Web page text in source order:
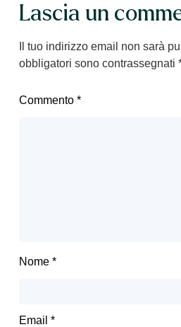
Lascia un
Il tuo indirizzo email non sarà
obbligatori sono contrassegnati
Commento *
Nome *
Email *